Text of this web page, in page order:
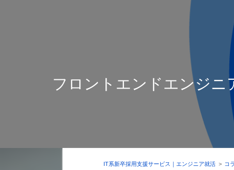
フロントエンドエンジニ
IT系新卒採用支援サービス｜エンジニア就活 > コ